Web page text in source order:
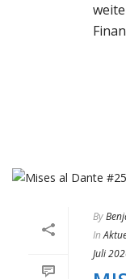
By
In
Juli